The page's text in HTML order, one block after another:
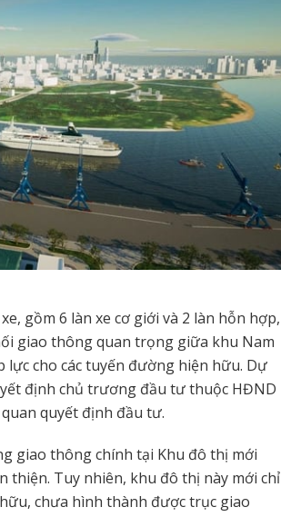
gồm 6 làn xe cơ giới và 2 làn hỗn hợp,
giao thông quan trọng giữa khu Nam
lực cho các tuyến đường hiện hữu. Dự
định chủ trương đầu tư thuộc HĐND
quyết định đầu tư.
giao thông chính tại Khu đô thị mới
thiện. Tuy nhiên, khu đô thị này mới chỉ
chưa hình thành được trục giao